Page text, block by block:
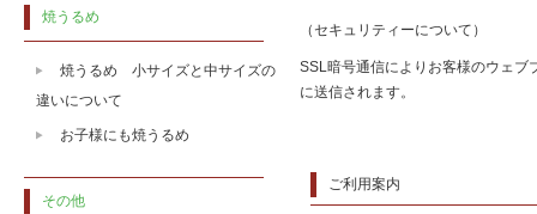
（セキュリティーについて）
SSL暗号通信によりお客様のウェブ
に送信されます。
ご利用案内
焼うるめ
焼うるめ 小サイズと中サイズの
違いについて
お子様にも焼うるめ
その他